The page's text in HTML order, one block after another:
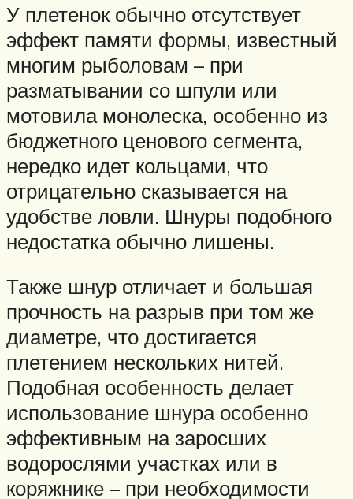
У плетенок обычно отсутствует
эффект памяти формы, известный
многим рыболовам – при
разматывании со шпули или
мотовила монолеска, особенно из
бюджетного ценового сегмента,
нередко идет кольцами, что
отрицательно сказывается на
удобстве ловли. Шнуры подобного
недостатка обычно лишены.
Также шнур отличает и большая
прочность на разрыв при том же
диаметре, что достигается
плетением нескольких нитей.
Подобная особенность делает
использование шнура особенно
эффективным на заросших
водорослями участках или в
коряжнике – при необходимости